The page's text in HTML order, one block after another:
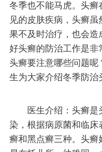
冬季也不能马虎。头癣
见的皮肤疾病，头癣
果不及时治疗，也会
好头癣的防治工作是
头癣要注意哪些问题呢
生为大家介绍冬季防治
医生介绍：头癣是
染，根据病原菌和临床
癣和黑点癣三种。头癣